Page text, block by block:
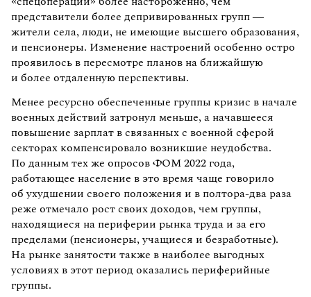
представители более депривированных групп —
жители села, люди, не имеющие высшего образования,
и пенсионеры. Изменение настроений особенно остро
проявилось в пересмотре планов на ближайшую
и более отдаленную перспективы.
Менее ресурсно обеспеченные группы кризис в начале
военных действий затронул меньше, а начавшееся
повышение зарплат в связанных с военной сферой
секторах компенсировало возникшие неудобства.
По данным тех же опросов ФОМ 2022 года,
работающее население в это время чаще говорило
об ухудшении своего положения и в полтора-два раза
реже отмечало рост своих доходов, чем группы,
находящиеся на периферии рынка труда и за его
пределами (пенсионеры, учащиеся и безработные).
На рынке занятости также в наиболее выгодных
условиях в этот период оказались периферийные
группы.